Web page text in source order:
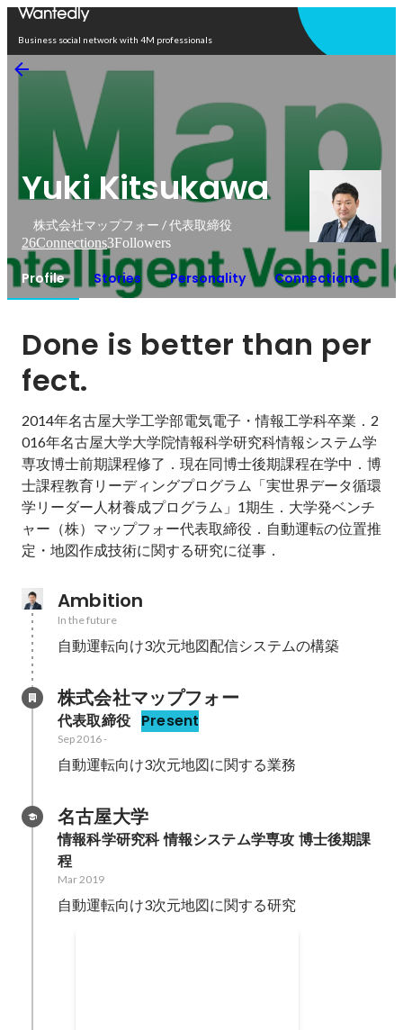
Business social network with 4M professionals
Yuki Kitsukawa
株式会社マップフォー / 代表取締役
26Connections3Followers
Profile Stories Personality Connections
Done is better than per
fect.
2014年名古屋大学工学部電気電子・情報工学科卒業．2
016年名古屋大学大学院情報科学研究科情報システム学
専攻博士前期課程修了．現在同博士後期課程在学中．博
士課程教育リーディングプログラム「実世界データ循環
学リーダー人材養成プログラム」1期生．大学発ベンチ
ャー（株）マップフォー代表取締役．自動運転の位置推
定・地図作成技術に関する研究に従事．
Ambition
In the future
自動運転向け3次元地図配信システムの構築
株式会社マップフォー
代表取締役 Present
Sep 2016-
自動運転向け3次元地図に関する業務
名古屋大学
情報科学研究科 情報システム学専攻 博士後期課
程
Mar 2019
自動運転向け3次元地図に関する研究